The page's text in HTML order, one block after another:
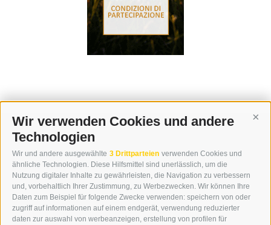
Wir verwenden Cookies und andere
Technologien
Wir und andere ausgewählte 3 Drittparteien verwenden Cookies und
ähnliche Technologien. Diese Hilfsmittel sind unerlässlich, um die
Nutzung digitaler Inhalte zu gewährleisten, die Navigation zu verbessern
und, vorbehaltlich Ihrer Zustimmung, zu Werbezwecken. Wir können Ihre
Daten zum Beispiel für folgende Zwecke verwenden: speichern von oder
zugriff auf informationen auf einem endgerät, verwendung reduzierter
daten zur auswahl von werbeanzeigen, erstellung von profilen für
KONTAKT
WIPP-MEDIA GMBH
DER ERKER
NEUSTADT 20A
I-39049 STERZING
TEL.: +39 0472 766876